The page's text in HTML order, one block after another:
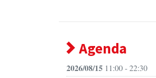
Agenda
2026/08/15 11:00 - 22:30